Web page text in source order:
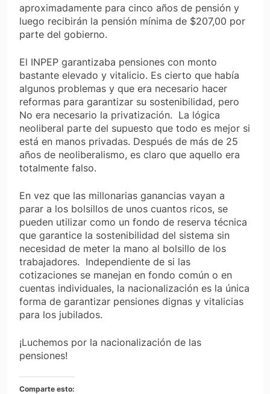
aproximadamente para cinco años de pensión y
luego recibirán la pensión mínima de $207,00 por
parte del gobierno.
El INPEP garantizaba pensiones con monto
bastante elevado y vitalicio. Es cierto que había
algunos problemas y que era necesario hacer
reformas para garantizar su sostenibilidad, pero
No era necesario la privatización. La lógica
neoliberal parte del supuesto que todo es mejor si
está en manos privadas. Después de más de 25
años de neoliberalismo, es claro que aquello era
totalmente falso.
En vez que las millonarias ganancias vayan a
parar a los bolsillos de unos cuantos ricos, se
pueden utilizar como un fondo de reserva técnica
que garantice la sostenibilidad del sistema sin
necesidad de meter la mano al bolsillo de los
trabajadores. Independiente de si las
cotizaciones se manejan en fondo común o en
cuentas individuales, la nacionalización es la única
forma de garantizar pensiones dignas y vitalicias
para los jubilados.
¡Luchemos por la nacionalización de las
pensiones!
Comparte esto: